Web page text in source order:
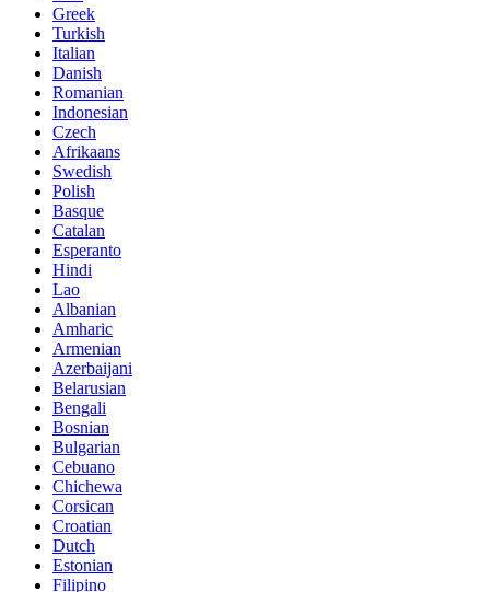
Greek
Turkish
Italian
Danish
Romanian
Indonesian
Czech
Afrikaans
Swedish
Polish
Basque
Catalan
Esperanto
Hindi
Lao
Albanian
Amharic
Armenian
Azerbaijani
Belarusian
Bengali
Bosnian
Bulgarian
Cebuano
Chichewa
Corsican
Croatian
Dutch
Estonian
Filipino